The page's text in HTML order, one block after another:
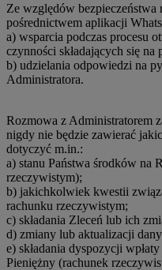
Ze względów
pośrednictwem aplikacji
a) wsparcia podczas procesu
czynności składających się na
b) udzielania odpowiedzi na
Administratora.
Rozmowa z Administratorem
nigdy nie będzie zawierać
dotyczyć m.in.:
a) stanu Państwa środków na
rzeczywistym);
b) jakichkolwiek kwestii
rachunku rzeczywistym;
c) składania Zleceń lub ich
d) zmiany lub aktualizacji
e) składania dyspozycji
Pieniężny (rachunek